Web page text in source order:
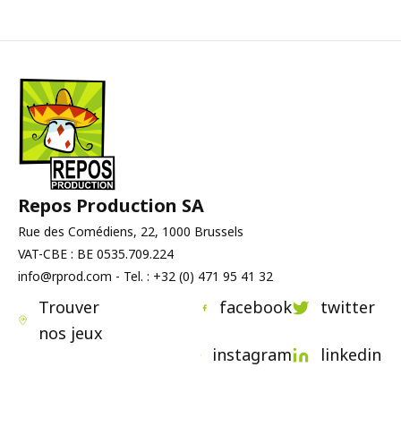
Repos Production SA
Rue des Comédiens, 22, 1000 Brussels
VAT-CBE : BE 0535.709.224
info@rprod.com - Tel. : +32 (0) 471 95 41 32
Trouver
nos jeux
facebook twitter
instagram linkedin